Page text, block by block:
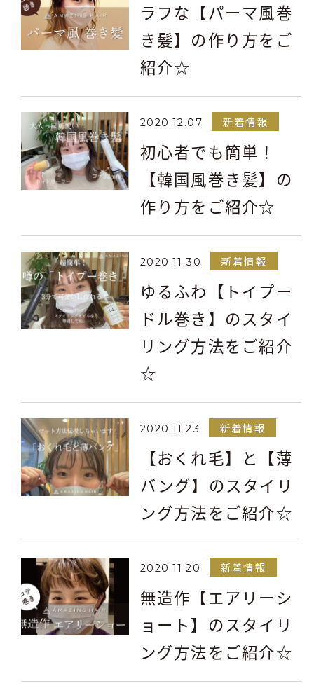
ラフな【パーマ風巻
き髪】の作り方をご
紹介☆
2020.12.07 新着情報
初心者でも簡単！
【韓国風巻き髪】の
作り方をご紹介☆
2020.11.30 新着情報
ゆるふわ【トイプー
ドル巻き】のスタイ
リング方法をご紹介
☆
2020.11.23 新着情報
【おくれ毛】と【薄
バング】のスタイリ
ング方法をご紹介☆
2020.11.20 新着情報
無造作【エアリーシ
ョート】のスタイリ
ング方法をご紹介☆